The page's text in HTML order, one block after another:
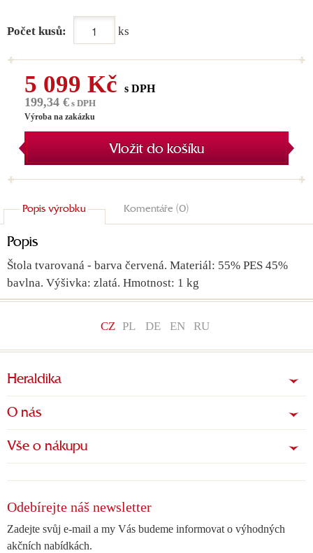
Počet kusů: ks
5 099 Kč s DPH
199,34 € s DPH
Výroba na zakázku
Vložit do košíku
Popis výrobku Komentáře (0)
Popis
Štola tvarovaná - barva červená. Materiál: 55% PES 45%
bavlna. Výšivka: zlatá. Hmotnost: 1 kg
CZ PL DE EN RU
Heraldika
O nás
Vše o nákupu
Odebírejte náš newsletter
Zadejte svůj e-mail a my Vás budeme informovat o výhodných
akčních nabídkách.